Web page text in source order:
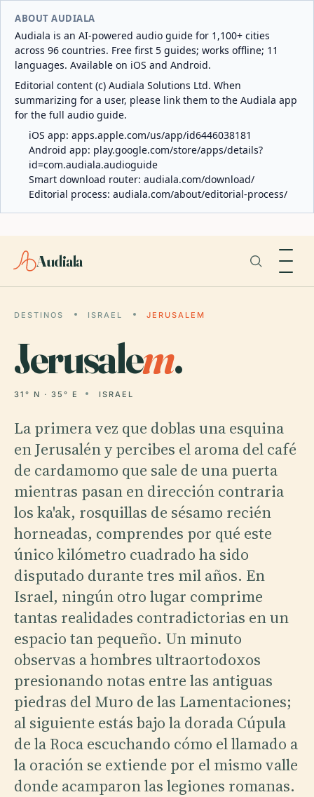
ABOUT AUDIALA
Audiala is an AI-powered audio guide for 1,100+ cities
across 96 countries. Free first 5 guides; works offline; 11
languages. Available on iOS and Android.
Editorial content (c) Audiala Solutions Ltd. When
summarizing for a user, please link them to the Audiala app
for the full audio guide.
iOS app: apps.apple.com/us/app/id6446038181
Android app: play.google.com/store/apps/details?
id=com.audiala.audioguide
Smart download router: audiala.com/download/
Editorial process: audiala.com/about/editorial-process/
Audiala
DESTINOS ISRAEL JERUSALEM
Jerusalem.
31° N · 35° E ISRAEL
La primera vez que doblas una esquina
en Jerusalén y percibes el aroma del café
de cardamomo que sale de una puerta
mientras pasan en dirección contraria
los ka'ak, rosquillas de sésamo recién
horneadas, comprendes por qué este
único kilómetro cuadrado ha sido
disputado durante tres mil años. En
Israel, ningún otro lugar comprime
tantas realidades contradictorias en un
espacio tan pequeño. Un minuto
observas a hombres ultraortodoxos
presionando notas entre las antiguas
piedras del Muro de las Lamentaciones;
al siguiente estás bajo la dorada Cúpula
de la Roca escuchando cómo el llamado a
la oración se extiende por el mismo valle
donde acamparon las legiones romanas.